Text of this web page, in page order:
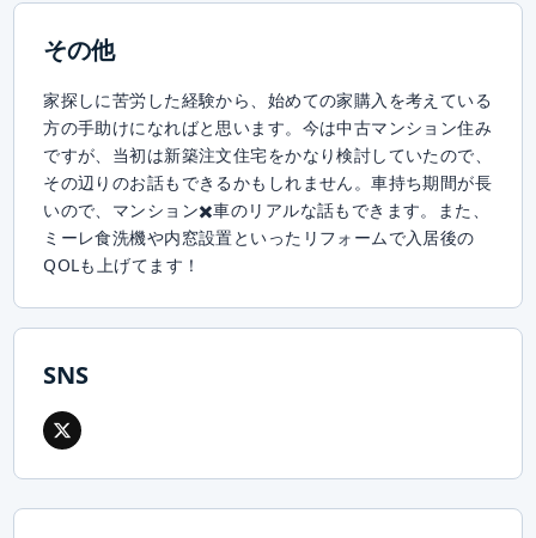
その他
家探しに苦労した経験から、始めての家購入を考えている
方の手助けになればと思います。今は中古マンション住み
ですが、当初は新築注文住宅をかなり検討していたので、
その辺りのお話もできるかもしれません。車持ち期間が長
いので、マンション✖️車のリアルな話もできます。また、
ミーレ食洗機や内窓設置といったリフォームで入居後の
QOLも上げてます！
SNS